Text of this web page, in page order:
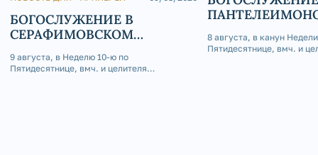
БОГОСЛУЖЕНИЕ В
СЕРАФИМОВСКОМ
9 августа, в Неделю 10-ю по
Пятидесятнице, вмч. и целителя
8 августа, в канун
Пятидесятнице, вмч. и